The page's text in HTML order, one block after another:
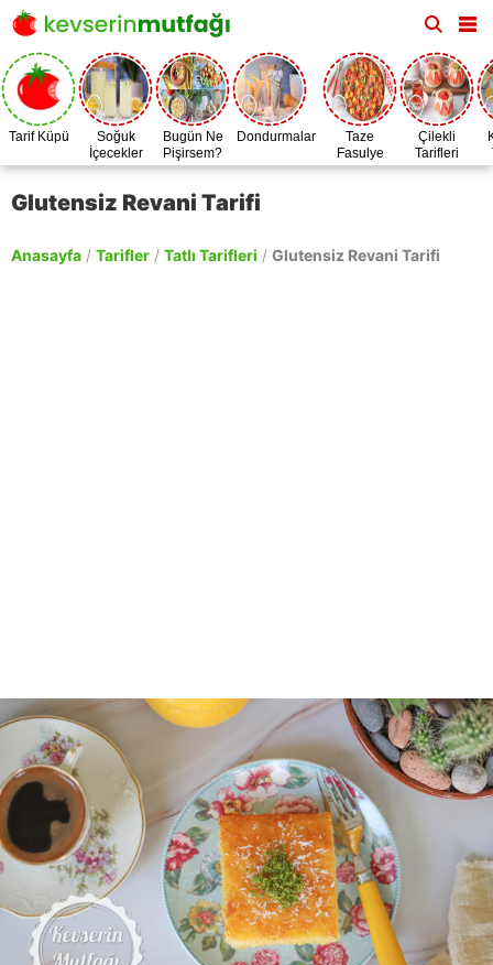
Tarif Küpü
Soğuk
İçecekler
Bugün Ne
Pişirsem?
Dondurmalar
Taze
Fasulye
Zamanı
Çilekli
Tarifleri
Glutensiz Revani Tarifi
Anasayfa / Tarifler / Tatlı Tarifleri / Glutensiz Revani Tarifi